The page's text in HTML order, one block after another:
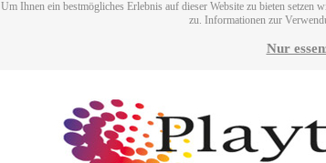
Um Ihnen ein bestmögliches Erlebnis auf dieser Website zu bieten
zu. Informationen zur
Nur